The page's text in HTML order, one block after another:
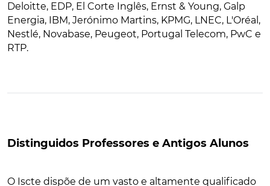
Deloitte, EDP, El Corte Inglês, Ernst & Young, Galp
Energia, IBM, Jerónimo Martins, KPMG, LNEC, L'Oréal,
Nestlé, Novabase, Peugeot, Portugal Telecom, PwC e
RTP.
Distinguidos Professores e Antigos Alunos
O Iscte dispõe de um vasto e altamente qualificado